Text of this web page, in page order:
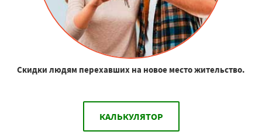
Скидки людям перехавших на новое место жительство.
КАЛЬКУЛЯТОР